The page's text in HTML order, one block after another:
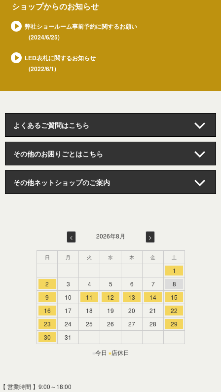
ショップからのお知らせ
弊社ショールーム事前予約に関するお願い
(2024/6/25)
LED表札に関するお知らせ
(2022/6/1)
よくあるご質問はこちら
その他のお困りごとはこちら
その他ネットショップのご案内
2026年8月
日 月 火 水 木 金 土
1
2
3 4 5 6 7
8
9
10 11 12 13 14
15
16
17 18 19 20 21
22
23
24 25 26 27 28
29
30
31
今日 ■店休日
【 営業時間 】9:00～18:00